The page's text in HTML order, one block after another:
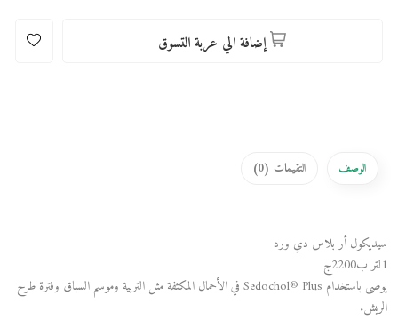
إضافة الي عربة التسوق
الوصف التقيمات (0
)
سيديكول أر بلاس دي ورد
1لتر ب2200ج
يوصى باستخدام Sedochol® Plus في الأحمال المكثفة مثل التربية وموسم السباق وفترة طرح
الريش.